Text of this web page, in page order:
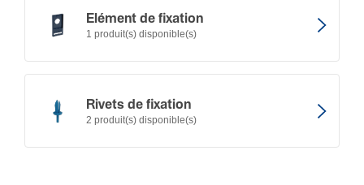
Elément de fixation
1 produit(s) disponible(s)
Rivets de fixation
2 produit(s) disponible(s)